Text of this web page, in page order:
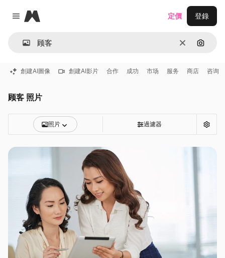
Close menu
Magnific
清除 通過圖
定價 登錄
創建AI圖像 創建AI影片 合作 成功 市场 服务 商店 咨询
顾客 照片
照片 過濾器